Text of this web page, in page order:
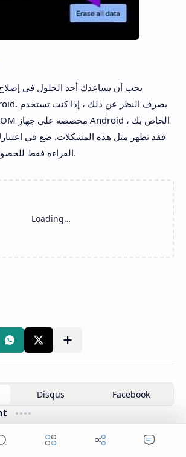
يجب أن يساعدك أحد الحلول في
فقد تظهر مثل هذه المشكلات. ضع في
القراءة فقط للحصول على تجربة مثالية.